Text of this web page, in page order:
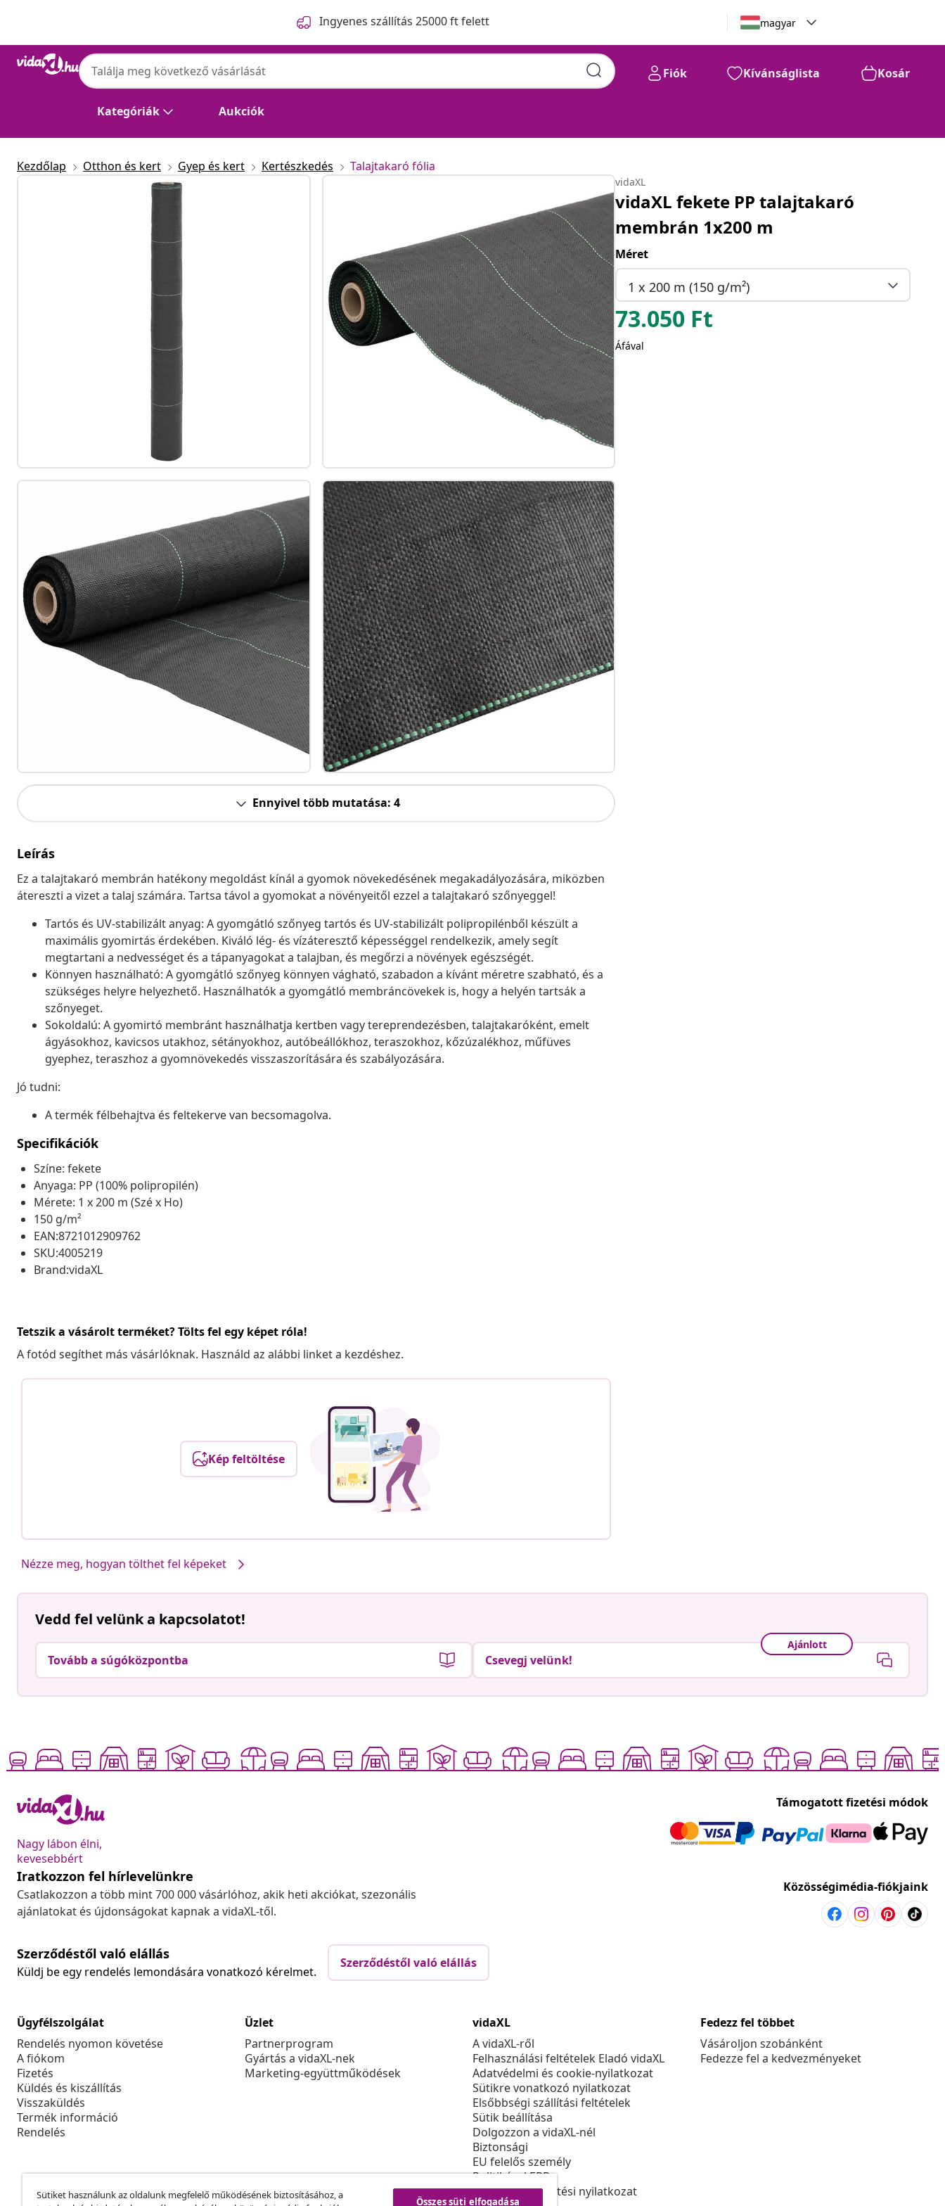
Ingyenes szállítás 25000 ft felett magyar
Kategóriák Aukciók
Fiók Kívánságlista Kosár
Kezdőlap Otthon és kert Gyep és kert Kertészkedés Talajtakaró fólia
Ennyivel több mutatása: 4
Leírás
Ez a talajtakaró membrán hatékony megoldást kínál a gyomok növekedésének megakadályozására, miközben
átereszti a vizet a talaj számára. Tartsa távol a gyomokat a növényeitől ezzel a talajtakaró szőnyeggel!
Tartós és UV-stabilizált anyag: A gyomgátló szőnyeg tartós és UV-stabilizált polipropilénből készült a
maximális gyomirtás érdekében. Kiváló lég- és vízáteresztő képességgel rendelkezik, amely segít
megtartani a nedvességet és a tápanyagokat a talajban, és megőrzi a növények egészségét.
Könnyen használható: A gyomgátló szőnyeg könnyen vágható, szabadon a kívánt méretre szabható, és a
szükséges helyre helyezhető. Használhatók a gyomgátló membráncövekek is, hogy a helyén tartsák a
szőnyeget.
Sokoldalú: A gyomirtó membránt használhatja kertben vagy tereprendezésben, talajtakaróként, emelt
ágyásokhoz, kavicsos utakhoz, sétányokhoz, autóbeállókhoz, teraszokhoz, kőzúzalékhoz, műfüves
gyephez, teraszhoz a gyomnövekedés visszaszorítására és szabályozására.
Jó tudni:
A termék félbehajtva és feltekerve van becsomagolva.
Specifikációk
Színe: fekete
Anyaga: PP (100% polipropilén)
Mérete: 1 x 200 m (Szé x Ho)
150 g/m²
EAN:8721012909762
SKU:4005219
Brand:vidaXL
Tetszik a vásárolt terméket? Tölts fel egy képet róla!
A fotód segíthet más vásárlóknak. Használd az alábbi linket a kezdéshez.
Kép feltöltése
Nézze meg, hogyan tölthet fel képeket
vidaXL
vidaXL fekete PP talajtakaró
membrán 1x200 m
Méret
1 x 200 m (150 g/m²)
73.050 Ft
Áfával
Vedd fel velünk a kapcsolatot!
Tovább a súgóközpontba
Ajánlott
Csevegj velünk!
Nagy lábon élni,
kevesebbért
Támogatott fizetési módok
Iratkozzon fel hírlevelünkre
Csatlakozzon a több mint 700 000 vásárlóhoz, akik heti akciókat, szezonális
ajánlatokat és újdonságokat kapnak a vidaXL-től.
Közösségimédia-fiókjaink
Szerződéstől való elállás
Küldj be egy rendelés lemondására vonatkozó kérelmet.
Szerződéstől való elállás
Ügyfélszolgálat
Rendelés nyomon követése
A fiókom
Fizetés
Küldés és kiszállítás
Visszaküldés
Termék információ
Rendelés
Üzlet
Partnerprogram
Gyártás a vidaXL-nek
Marketing-együttműködések
vidaXL
A vidaXL-ről
Felhasználási feltételek Eladó vidaXL
Adatvédelmi és cookie-nyilatkozat
Sütikre vonatkozó nyilatkozat
Elsőbbségi szállítási feltételek
Sütik beállítása
Dolgozzon a vidaXL-nél
Biztonsági
EU felelős személy
Politikával EPR
Akadálymentesítési nyilatkozat
Fedezz fel többet
Vásároljon szobánként
Fedezze fel a kedvezményeket
Sütiket használunk az oldalunk megfelelő működésének biztosításához, a
Összes süti elfogadása